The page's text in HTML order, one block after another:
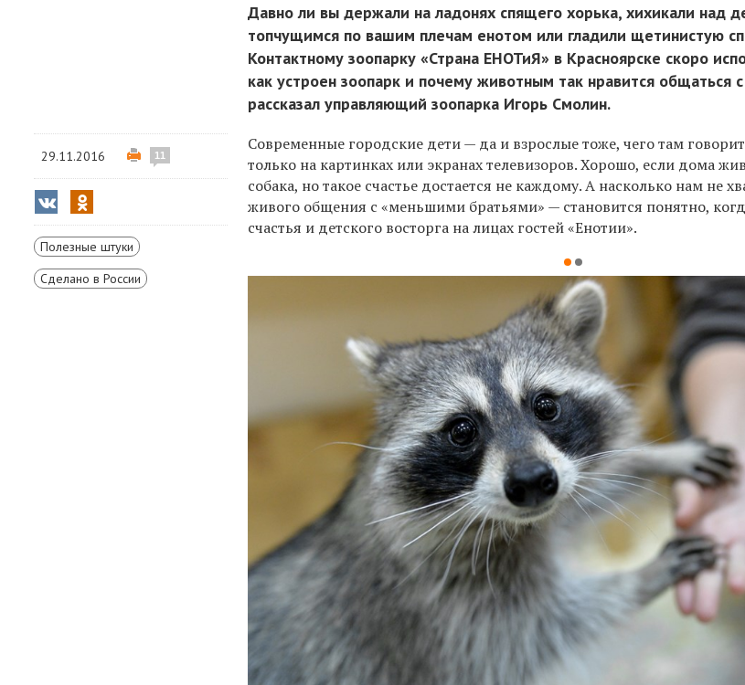
Давно ли вы держали на ладонях спящего хорька, хихикали над
топчущимся по вашим плечам енотом или гладили щетинистую
Контактному зоопарку «Страна ЕНОТиЯ» в Красноярске скоро
как устроен зоопарк и почему животным так нравится общаться
рассказал управляющий зоопарка Игорь Смолин.
29.11.2016 11
Полезные штуки
Сделано в России
Современные городские дети — да и взрослые тоже, чего там
только на картинках или экранах телевизоров. Хорошо, если дома
собака, но такое счастье достается не каждому. А насколько нам не
живого общения с «меньшими братьями» — становится понятно,
счастья и детского восторга на лицах гостей «Енотии».